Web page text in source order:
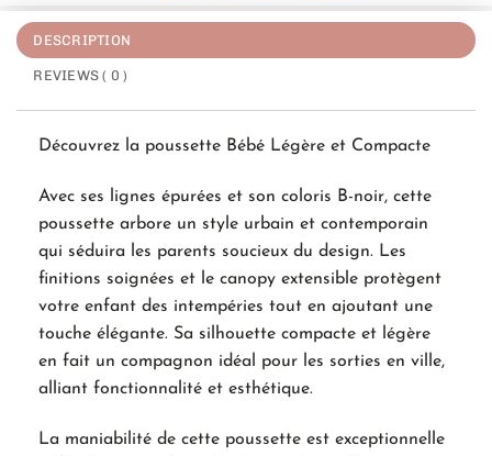
DESCRIPTION
REVIEWS ( 0 )
Découvrez la poussette Bébé Légère et Compacte
Avec ses lignes épurées et son coloris B-noir, cette
poussette arbore un style urbain et contemporain
qui séduira les parents soucieux du design. Les
finitions soignées et le canopy extensible protègent
votre enfant des intempéries tout en ajoutant une
touche élégante. Sa silhouette compacte et légère
en fait un compagnon idéal pour les sorties en ville,
alliant fonctionnalité et esthétique.
La maniabilité de cette poussette est exceptionnelle